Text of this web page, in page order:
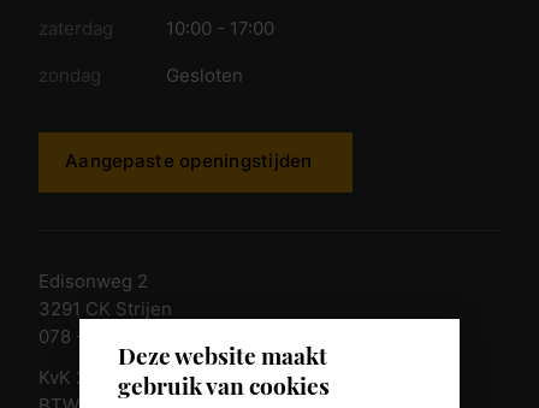
Deze website maakt
gebruik van cookies
zaterdag 10:00 - 17:00
zondag Gesloten
Aangepaste openingstijden
Edisonweg 2
3291 CK Strijen
078 - 674 84 85
KvK 23011135